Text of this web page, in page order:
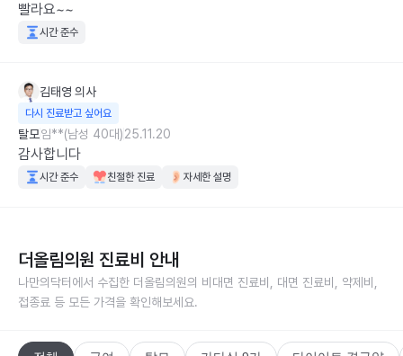
빨라요~~
시간 준수
김태영 의사
다시 진료받고 싶어요
탈모임**(남성 40대)25.11.20
감사합니다
시간 준수 친절한 진료 자세한 설명
더올림의원 진료비 안내
나만의닥터에서 수집한 더올림의원의 비대면 진료비, 대면 진료비, 약제비,
접종료 등 모든 가격을 확인해보세요.